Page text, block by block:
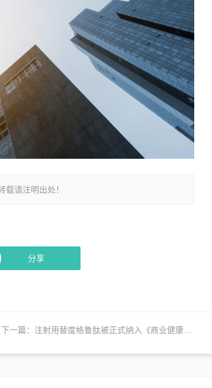
载请注明出处！
分享
下一篇： 注射用替度格鲁肽被正式纳入《商业健康保险创新药品目录》